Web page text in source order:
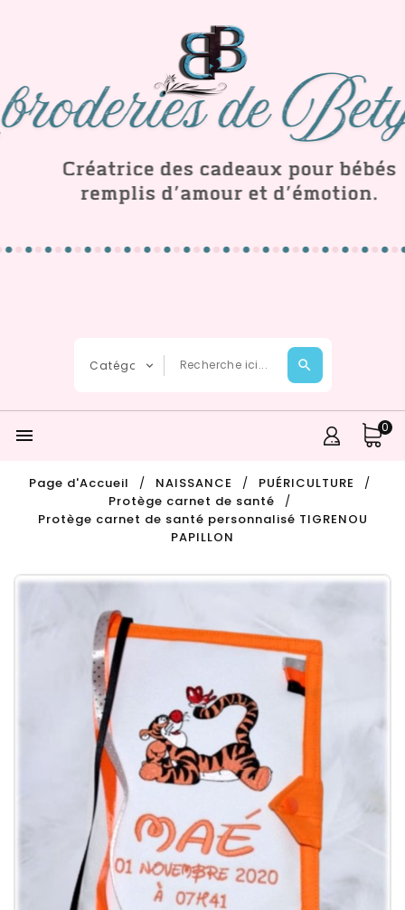
 0
Page d'Accueil NAISSANCE
PUÉRICULTURE
Protège carnet de santé
Protège carnet de santé personnalisé TIGRENOU
PAPILLON